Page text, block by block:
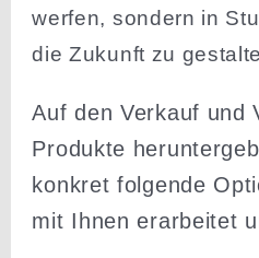
werfen, sondern in
die Zukunft zu
Auf den Verkauf und
Produkte
konkret folgende
mit Ihnen erarbeitet